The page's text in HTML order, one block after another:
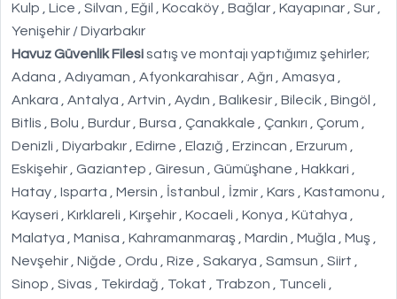
Kulp , Lice , Silvan , Eğil , Kocaköy , Bağlar , Kayapınar , Sur ,
Yenişehir / Diyarbakır
Havuz Güvenlik Filesisatış ve montajı yaptığımız şehirler;
Adana , Adıyaman , Afyonkarahisar , Ağrı , Amasya ,
Ankara , Antalya , Artvin , Aydın , Balıkesir , Bilecik , Bingöl ,
Bitlis , Bolu , Burdur , Bursa , Çanakkale , Çankırı , Çorum ,
Denizli , Diyarbakır , Edirne , Elazığ , Erzincan , Erzurum ,
Eskişehir , Gaziantep , Giresun , Gümüşhane , Hakkari ,
Hatay , Isparta , Mersin , İstanbul , İzmir , Kars , Kastamonu ,
Kayseri , Kırklareli , Kırşehir , Kocaeli , Konya , Kütahya ,
Malatya , Manisa , Kahramanmaraş , Mardin , Muğla , Muş ,
Nevşehir , Niğde , Ordu , Rize , Sakarya , Samsun , Siirt ,
Sinop , Sivas , Tekirdağ , Tokat , Trabzon , Tunceli ,